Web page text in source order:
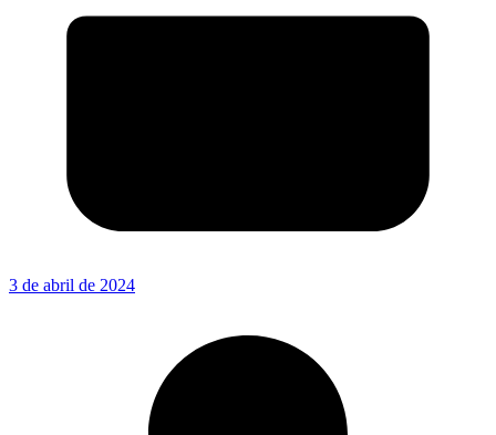
3 de abril de 2024